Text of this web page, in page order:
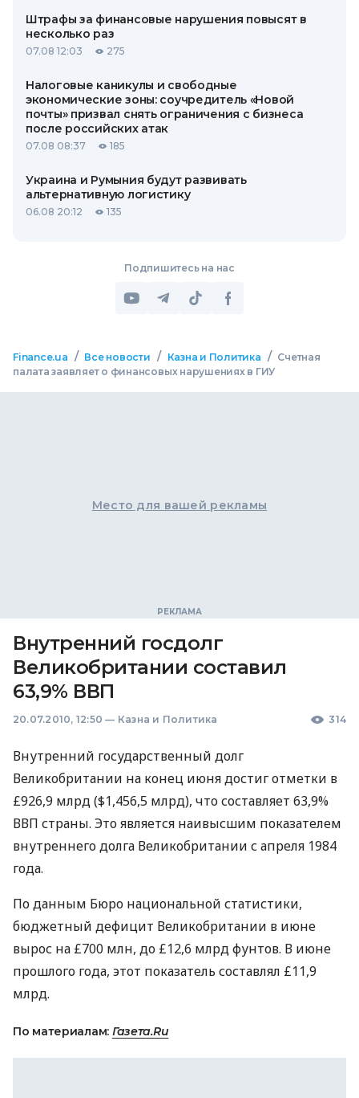
Штрафы за финансовые нарушения повысят в
несколько раз
07.08 12:03 275
Налоговые каникулы и свободные
экономические зоны: соучредитель «Новой
почты» призвал снять ограничения с бизнеса
после российских атак
07.08 08:37 185
Украина и Румыния будут развивать
альтернативную логистику
06.08 20:12 135
Подпишитесь на нас
Finance.ua / Все новости / Казна и Политика / Счетная
палата заявляет о финансовых нарушениях в ГИУ
Место для вашей рекламы
Внутренний госдолг
Великобритании составил
63,9% ВВП
20.07.2010, 12:50 — Казна и Политика 314
Внутренний государственный долг
Великобритании на конец июня достиг отметки в
£926,9 млрд ($1,456,5 млрд), что составляет 63,9%
ВВП страны. Это является наивысшим показателем
внутреннего долга Великобритании с апреля 1984
года.
По данным Бюро национальной статистики,
бюджетный дефицит Великобритании в июне
вырос на £700 млн, до £12,6 млрд фунтов. В июне
прошлого года, этот показатель составлял £11,9
млрд.
По материалам: Газета.Ru